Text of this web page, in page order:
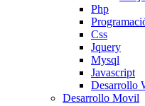
Php
Css
Jquery
Mysql
Javascript
Desarrollo
Desarrollo Movil